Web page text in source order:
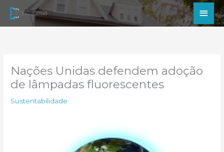
para
Nações Unidas defendem adoção
de lâmpadas fluorescentes
Sustentabilidade